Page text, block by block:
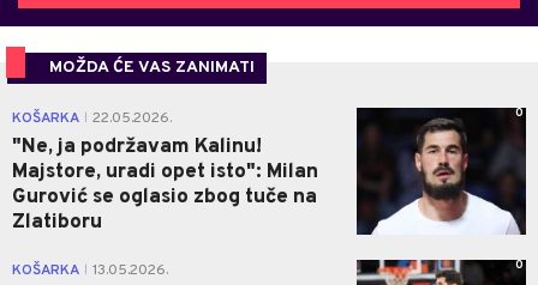
MOŽDA ĆE VAS ZANIMATI
KOŠARKA 22.05.2026.
"Ne, ja podržavam Kalinu!
Majstore, uradi opet isto": Milan
Gurović se oglasio zbog tuče na
Zlatiboru
0
KOŠARKA 13.05.2026. 0